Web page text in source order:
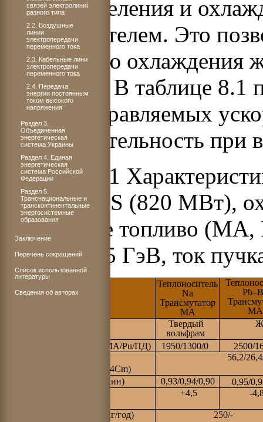
реактора деления и
теплоносителем. Это
технологию охлаждения
реакторов. В таблице
систем, управляемых
производительность
Таблица 8.1
систем ADS (820 МВт),
Нитридное топливо
энергия 1,5 ГэВ, ток
Теплоноситель
Na
Трансмутатор
МА
МА
Твердый
вольфрам
Начальная загрузка, кг (МА/Рu/ПД) 1950/1300/0
2500/
(237Np/241Am/243Am/244Cm)
56,2/
Кэфф (начальный/ макс/мин) 0,93/0,94/0,90
0,95/
+4,5 -
Уровень трансмутации (кг/год)
250/-
связей электролиний
разного типа
2.2. Воздушные
линии
электропередачи
переменного тока
2.3. Кабельные линии
электропередачи
переменного тока
2.4. Передача
энергии постоянным
током высокого
напряжения
Раздел 3.
Объединенная
энергетическая
система Украины
Раздел 4. Единая
энергетическая
система Российской
Федерации
Раздел 5.
Транснациональные и
трансконтинентальные
энергосистемные
образования
Заключение
Перечень сокращений
Список использованной
литературы
Сведения об авторах